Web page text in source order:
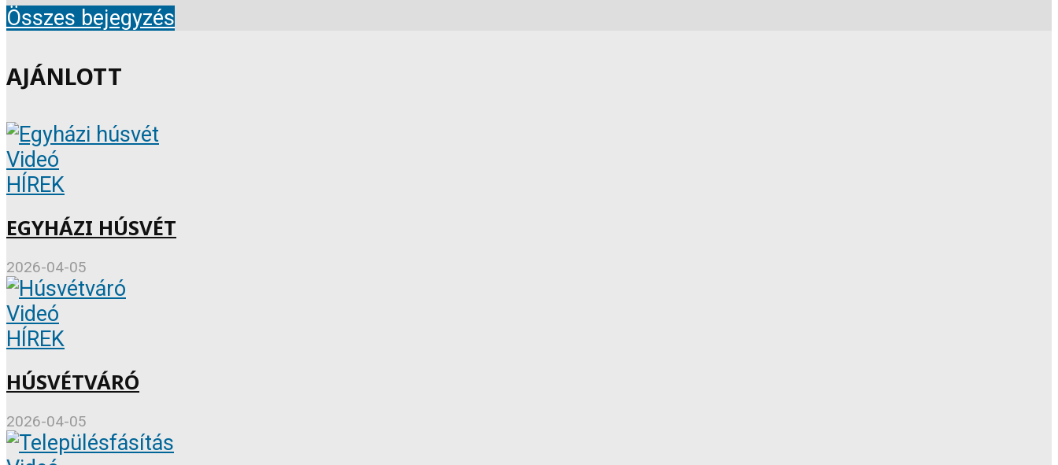
Összes bejegyzés
AJÁNLOTT
Videó
HÍREK
EGYHÁZI HÚSVÉT
2026-04-05
Videó
HÍREK
HÚSVÉTVÁRÓ
2026-04-05